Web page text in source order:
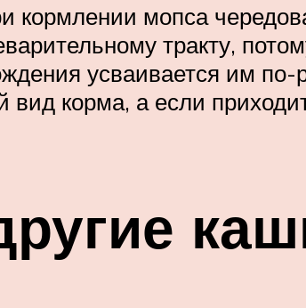
кормлении мопса
тракту,
усваивается им
корма, а если